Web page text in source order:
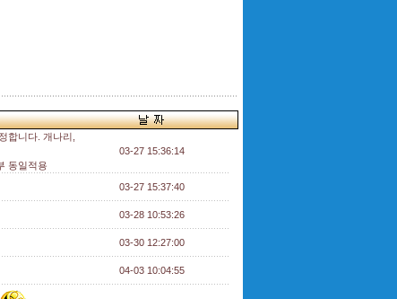
합니다. 개나리,
동일적용
03-27 15:36:14
03-27 15:37:40
03-28 10:53:26
03-30 12:27:00
04-03 10:04:55